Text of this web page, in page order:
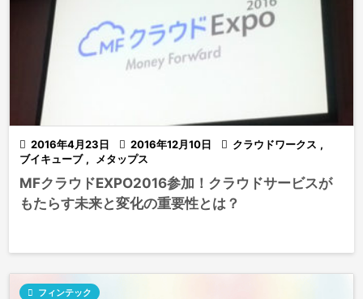
 2016年4月23日  2016年12月10日  クラウドワークス ,
ブイキューブ , メタップス
MFクラウドEXPO2016参加！クラウドサービスが
もたらす未来と変化の重要性とは？
 フィンテック